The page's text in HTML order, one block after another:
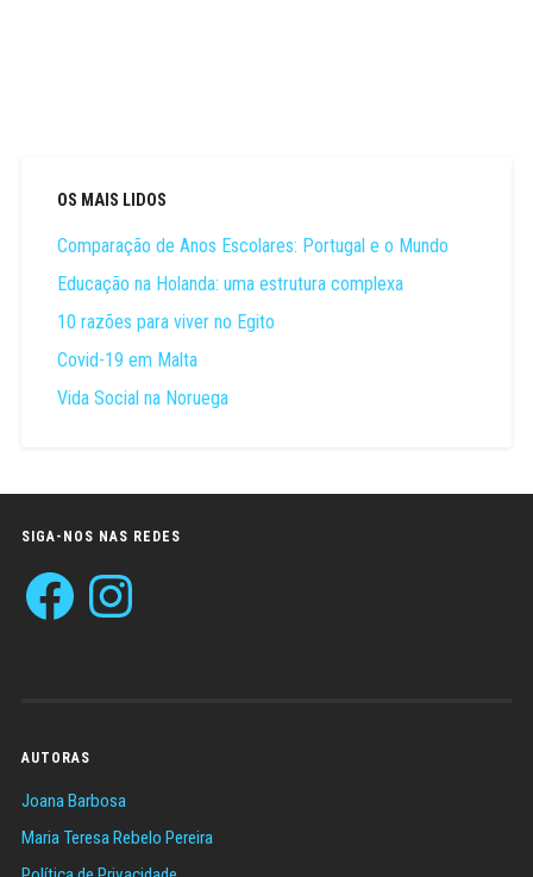
OS MAIS LIDOS
Comparação de Anos Escolares: Portugal e o Mundo
Educação na Holanda: uma estrutura complexa
10 razões para viver no Egito
Covid-19 em Malta
Vida Social na Noruega
SIGA-NOS NAS REDES
Facebook Instagram
AUTORAS
Joana Barbosa
Maria Teresa Rebelo Pereira